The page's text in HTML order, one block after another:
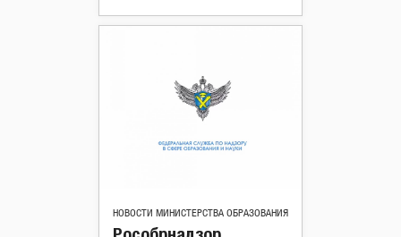
НОВОСТИ МИНИСТЕРСТВА ОБРАЗОВАНИЯ